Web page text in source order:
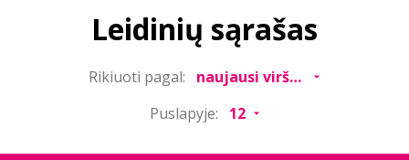
Leidinių sąrašas
Rikiuoti pagal:
Puslapyje: